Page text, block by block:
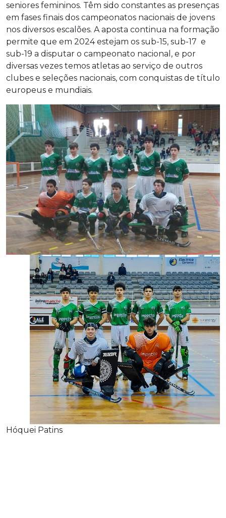
seniores femininos. Têm sido constantes as presenças
em fases finais dos campeonatos nacionais de jovens
nos diversos escalões. A aposta continua na formação
permite que em 2024 estejam os sub-15, sub-17 e
sub-19 a disputar o campeonato nacional, e por
diversas vezes temos atletas ao serviço de outros
clubes e seleções nacionais, com conquistas de título
europeus e mundiais.
Hóquei Patins